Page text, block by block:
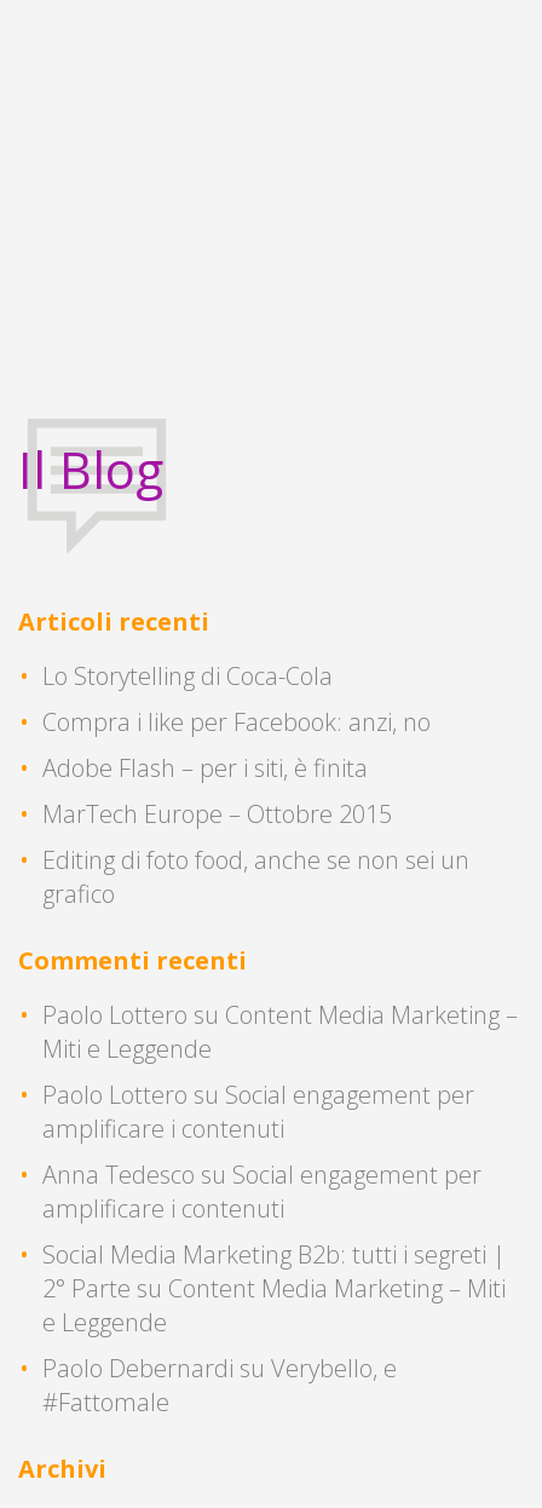
Il Blog
Articoli recenti
Lo Storytelling di Coca-Cola
Compra i like per Facebook: anzi, no
Adobe Flash – per i siti, è finita
MarTech Europe – Ottobre 2015
Editing di foto food, anche se non sei un
grafico
Commenti recenti
Paolo Lottero su Content Media Marketing –
Miti e Leggende
Paolo Lottero su Social engagement per
amplificare i contenuti
Anna Tedesco su Social engagement per
amplificare i contenuti
Social Media Marketing B2b: tutti i segreti |
2° Parte su Content Media Marketing – Miti
e Leggende
Paolo Debernardi su Verybello, e
#Fattomale
Archivi